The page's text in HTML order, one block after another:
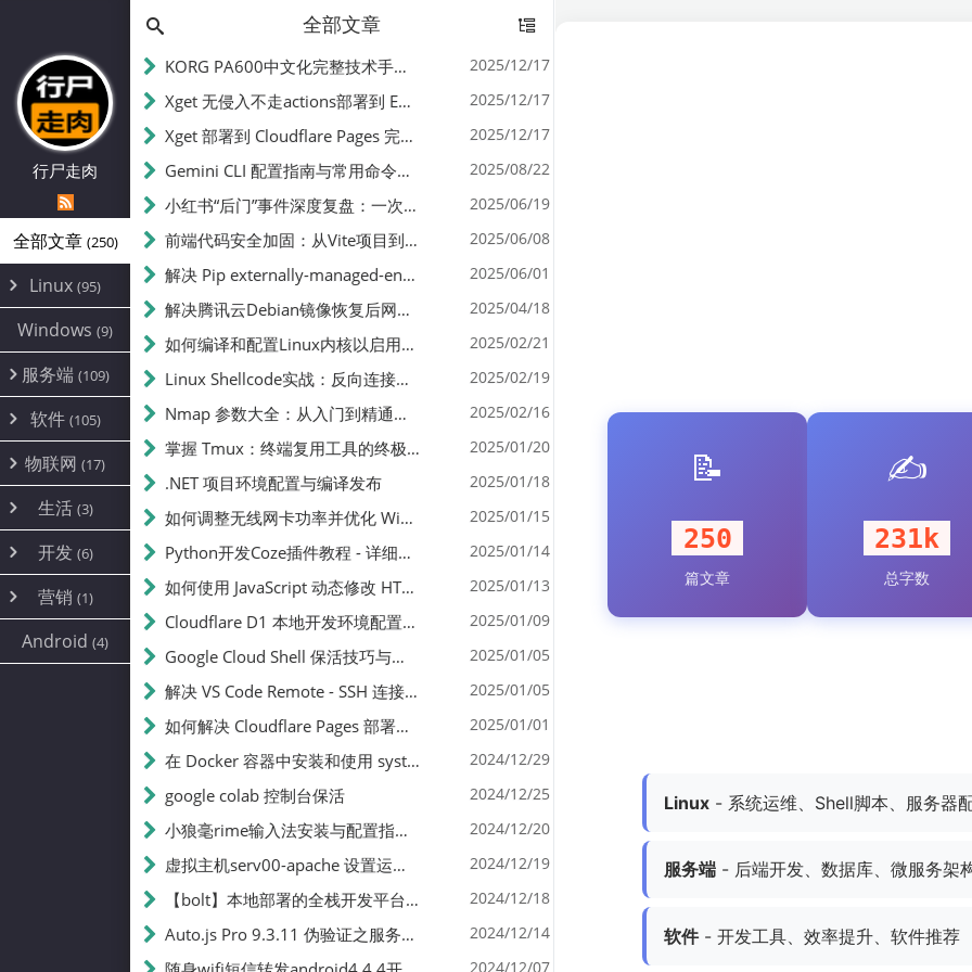
行尸走肉
全部文章 (250)
Linux (95)
Alpine
CentOS(17)
Debian(24)
ProxmoxVE
Ubuntu(7)
Windows (9)
服务端 (109)
环境配置
DD重装(3)
加速优化(34)
面板(12)
容器
游戏 (7)
饥荒(7)
云服务商(4)
WEB源码(6)
建站(5)
软件 (105)
安全(12)
办公(4)
图片 (2)
文件
系统 (35)
AI(10)
物联网 (17)
路由器
随身wifi(1)
mobile(14)
刷机
magisk
生活 (3)
线报
sim卡(1)
开发 (6)
编译
JavaScript(2)
python(2)
营销 (1)
公关(1)
SEO(1)
Android (4)
全部文章
KORG PA600中文化完整技术手册 - 从逆向到实现的全流程指南 2025/12/17
Xget 无侵入不走actions部署到 EdgeOne Pages 指南 2025/12/17
Xget 部署到 Cloudflare Pages 完整指南 - 无需修改源码的构建配置 2025/12/17
Gemini CLI 配置指南与常用命令中文翻译 | API Key、MCP、代理设置 2025/08/22
小红书“后门”事件深度复盘：一次沉默危机下的品牌、技术与流程三重考验 2025/06/19
前端代码安全加固：从Vite项目到纯静态页面的深度混淆技术备忘 2025/06/08
解决 Pip externally-managed-environment 错误：临时与永久绕过方案 2025/06/01
解决腾讯云Debian镜像恢复后网络不通问题 2025/04/18
如何编译和配置Linux内核以启用BBR2 | 内核编译教程 2025/02/21
Linux Shellcode实战：反向连接、持久化、免杀技术详解（MSF,Cobalt Strike）- 从原理到C加载器实现 2025/02/19
Nmap 参数大全：从入门到精通，掌握网络扫描的核心技巧 2025/02/16
掌握 Tmux：终端复用工具的终极指南 2025/01/20
.NET 项目环境配置与编译发布 2025/01/18
如何调整无线网卡功率并优化 Wifite 的功率设置 2025/01/15
Python开发Coze插件教程 - 详细步骤与注意事项 2025/01/14
如何使用 JavaScript 动态修改 HTML 中的权限文本 | 前端开发教程 2025/01/13
Cloudflare D1 本地开发环境配置指南 | CF Pages Local Development Guide 2025/01/09
Google Cloud Shell 保活技巧与配额时间查看方法 2025/01/05
解决 VS Code Remote - SSH 连接失败问题：从权限问题到成功启动 2025/01/05
如何解决 Cloudflare Pages 部署中的 API Token 权限问题 2025/01/01
在 Docker 容器中安装和使用 systemctl 的完整指南 2024/12/29
google colab 控制台保活 2024/12/25
小狼毫rime输入法安装与配置指南：从基础到高级自定义 2024/12/20
虚拟主机serv00-apache 设置运行目录 2024/12/19
【bolt】本地部署的全栈开发平台，支持本地及众多API，本地一键生成应用，部署教程 2024/12/18
Auto.js Pro 9.3.11 伪验证之服务器接口 Nginx 版 2024/12/14
2024/12/07
<
>
📝
250
篇文章
✍️
231k
总字数
Linux - 系统运维、Shell脚本、服务器
服务端 - 后端开发、数据库、微服务架
软件- 开发工具、效率提升、软件推荐